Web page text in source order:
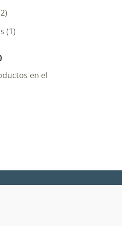
(1)
en el